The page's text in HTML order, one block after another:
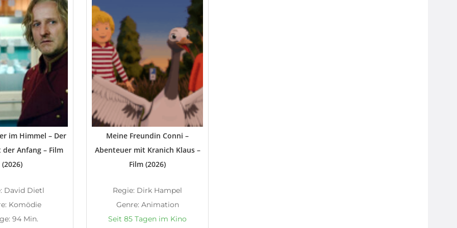
im Himmel – Der
Anfang – Film
(2026)
David Dietl
Komödie
94 Min.
Meine Freundin Conni –
Abenteuer mit Kranich Klaus –
Film (2026)
Regie: Dirk Hampel
Genre: Animation
Seit 85 Tagen im Kino